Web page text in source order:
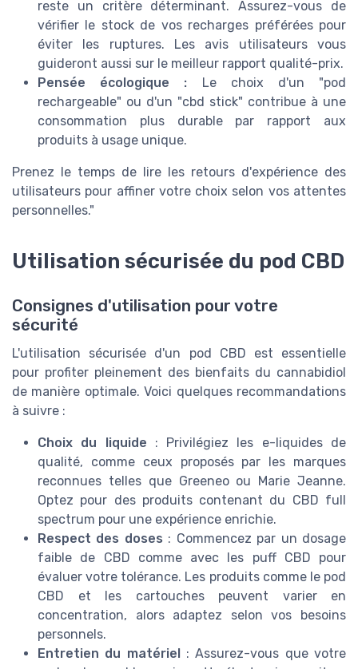
reste un critère déterminant. Assurez-vous de
vérifier le stock de vos recharges préférées pour
éviter les ruptures. Les avis utilisateurs vous
guideront aussi sur le meilleur rapport qualité-prix.
Pensée écologique : Le choix d'un "pod
rechargeable" ou d'un "cbd stick" contribue à une
consommation plus durable par rapport aux
produits à usage unique.
Prenez le temps de lire les retours d'expérience des
utilisateurs pour affiner votre choix selon vos attentes
personnelles."
Utilisation sécurisée du pod CBD
Consignes d'utilisation pour votre
sécurité
L'utilisation sécurisée d'un pod CBD est essentielle
pour profiter pleinement des bienfaits du cannabidiol
de manière optimale. Voici quelques recommandations
à suivre :
Choix du liquide : Privilégiez les e-liquides de
qualité, comme ceux proposés par les marques
reconnues telles que Greeneo ou Marie Jeanne.
Optez pour des produits contenant du CBD full
spectrum pour une expérience enrichie.
Respect des doses : Commencez par un dosage
faible de CBD comme avec les puff CBD pour
évaluer votre tolérance. Les produits comme le pod
CBD et les cartouches peuvent varier en
concentration, alors adaptez selon vos besoins
personnels.
Entretien du matériel: Assurez-vous que votre